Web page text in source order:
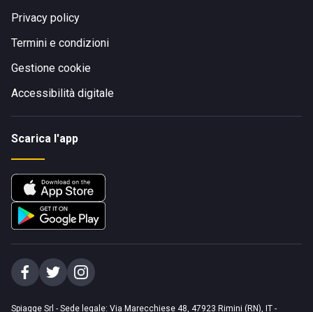
Privacy policy
Termini e condizioni
Gestione cookie
Accessibilità digitale
Scarica l'app
Spiagge Srl - Sede legale: Via Marecchiese 48, 47923 Rimini (RN), IT -